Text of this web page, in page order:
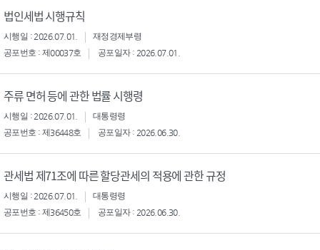
법인세법 시행규칙
시행일 : 2026.07.01.
재정경제부령
공포번호 : 제00037호
공포일자 : 2026.07.01.
주류 면허 등에 관한 법률 시행령
시행일 : 2026.07.01.
대통령령
공포번호 : 제36448호
공포일자 : 2026.06.30.
관세법 제71조에 따른 할당관세의 적용에 관한 규정
시행일 : 2026.07.01.
대통령령
공포번호 : 제36450호
공포일자 : 2026.06.30.